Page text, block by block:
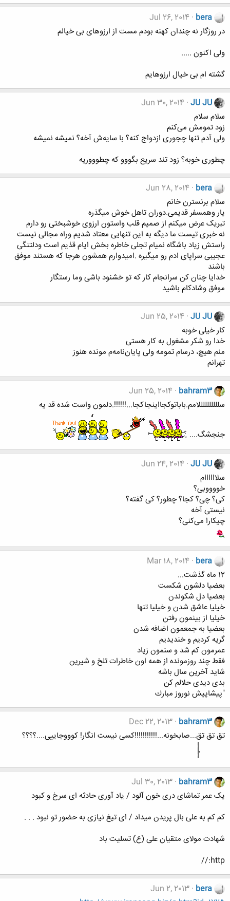
bera
Jul 26, 2014
در روزگار نه چندان کهنه بودم مست از ارزوهای بی خیالم
ولی اکنون .....
گشته ام بی خیال ارزوهایم
JU JU
Jun 30, 2014
سلام سلام
زود تمومش می‌کنم
ولی آدم تنها چجوری ازدواج کنه؟ با سایه‌ش آخه؟ نمیشه نمیشه
چطوری خوبه؟ زود تند سریع بگووو که چطوووریه
bera
Jun 28, 2014
سلام برنسترن خانم
یار وهمسفر قدیمی.دوران تاهل خوش میگذره
تبریک عرض میکنم از صمیم قلب واستون ارزوی خوشبختی رو دارم
نه خبری تیست ما دیگه به این تنهایی معتاد شدیم وراه مجالی نیست
راستش زیاد باشگاه نمیام تجلی خاطره بخش ایام قذیم است ودلتنگی
عجیبی سراپای ادم رو میگیره .امیدوارم همشون هرجا که هستند موفق
باشند
خدایا چنان کن سرانجام کار که تو خشنود باشی وما رستگار
موفق وشادکام باشید
JU JU
Jun 25, 2014
کار خیلی خوبه
خدا رو شکر مشغول به کار هستی
منم هیچ، درسام تمومه ولی پایان‌نامه‌م مونده هنوز
تهرانم
bahram3
Jun 25, 2014
سللللللللللامم.باباتوکجااینجاکجا...!!!!!!.دلمون واست شده قد یه
جنجشگ....
JU JU
Jun 24, 2014
سلاااااام
خووووبی؟
کی؟ چی؟ کجا؟ چطور؟ کی گفته؟
نیستی آخه
چیکارا می‌کنی؟
bera
Mar 18, 2014
12 ماه گذشت...
بعضيا دلشون شكست
بعضيا دل شكوندن
خيليا عاشق شدن و خيليا تنها
خيليا از بينمون رفتن
بعضيا به جمعمون اضافه شدن
گريه كرديم و خنديديم
عمرمون كم شد و سنمون زياد
فقط چند روزمونده از همه اون خاطرات تلخ و شيرين
شايد آخرين سال باشه
بدی ديدی حلالم كن
"پيشاپيش نوروز مبارك
bahram3
Dec 22, 2013
تق تق تق...صابخونه...!!!!!!!!!!!کسی نیست انگار! کوووجاییی....؟؟؟؟
bahram3
Jul 30, 2013
یک عمر تماشای دری خون آلود / یاد آوری حادثه ای سرخ و کبود
کم کم به علی بال پریدن میداد / ای تیغ نیازی به حضور تو نبود . . .
شهادت مولای متقیان علی (ع) تسلیت باد
http://
bera
Jun 2, 2013